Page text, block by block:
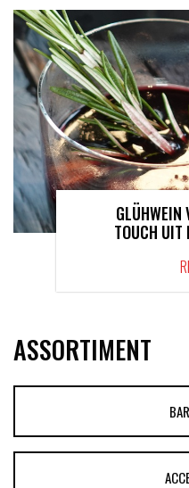
GLÜHWEIN
TOUCH UIT
ASSORTIMENT